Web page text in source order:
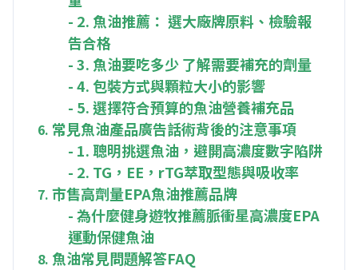
- 2. 魚油推薦： 選大廠牌原料、檢驗報
告合格
-3. 魚油要吃多少 了解需要補充的劑量
-4. 包裝方式與顆粒大小的影響
- 5. 選擇符合預算的魚油營養補充品
常見魚油產品廣告話術背後的注意事項
- 1. 聰明挑選魚油，避開高濃度數字陷阱
- 2. TG，EE，rTG萃取型態與吸收率
市售高劑量EPA魚油推薦品牌
-為什麼健身遊牧推薦脈衝星高濃度EPA
運動保健魚油
魚油常見問題解答FAQ